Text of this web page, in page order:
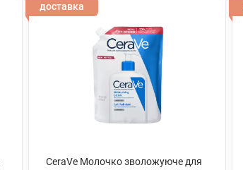
доставка
CeraVe Молочко зволожуюче для